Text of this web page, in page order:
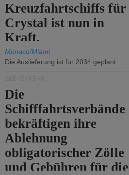
Kreuzfahrtschiffs für
Crystal ist nun in
Kraft.
Monaco/Miami
Die Auslieferung ist für 2034 geplant.
Die
Schifffahrtsverbände
bekräftigen ihre
Ablehnung
obligatorischer Zölle
und Gebühren für die